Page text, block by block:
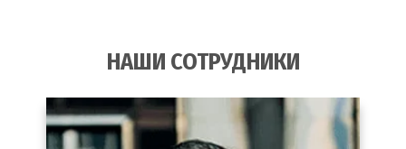
НАШИ СОТРУДНИКИ